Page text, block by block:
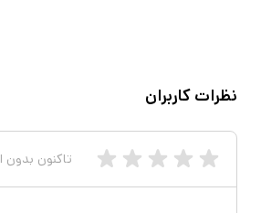
نهایت فقط یک نفر یا یک تیم
از دسته های بلوتوث
بسیار راحت تر و دقیق تر و
نظرات کاربران
تاکنون بدون